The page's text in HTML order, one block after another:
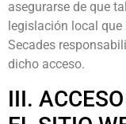
asegurarse de que
legislación local
Secades
dicho acceso.
III.